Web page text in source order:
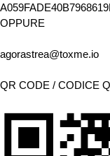
OPPURE
agorastrea@toxme.io
QR CODE / CODICE